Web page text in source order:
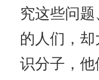
究这些问
的人们，
识分子，